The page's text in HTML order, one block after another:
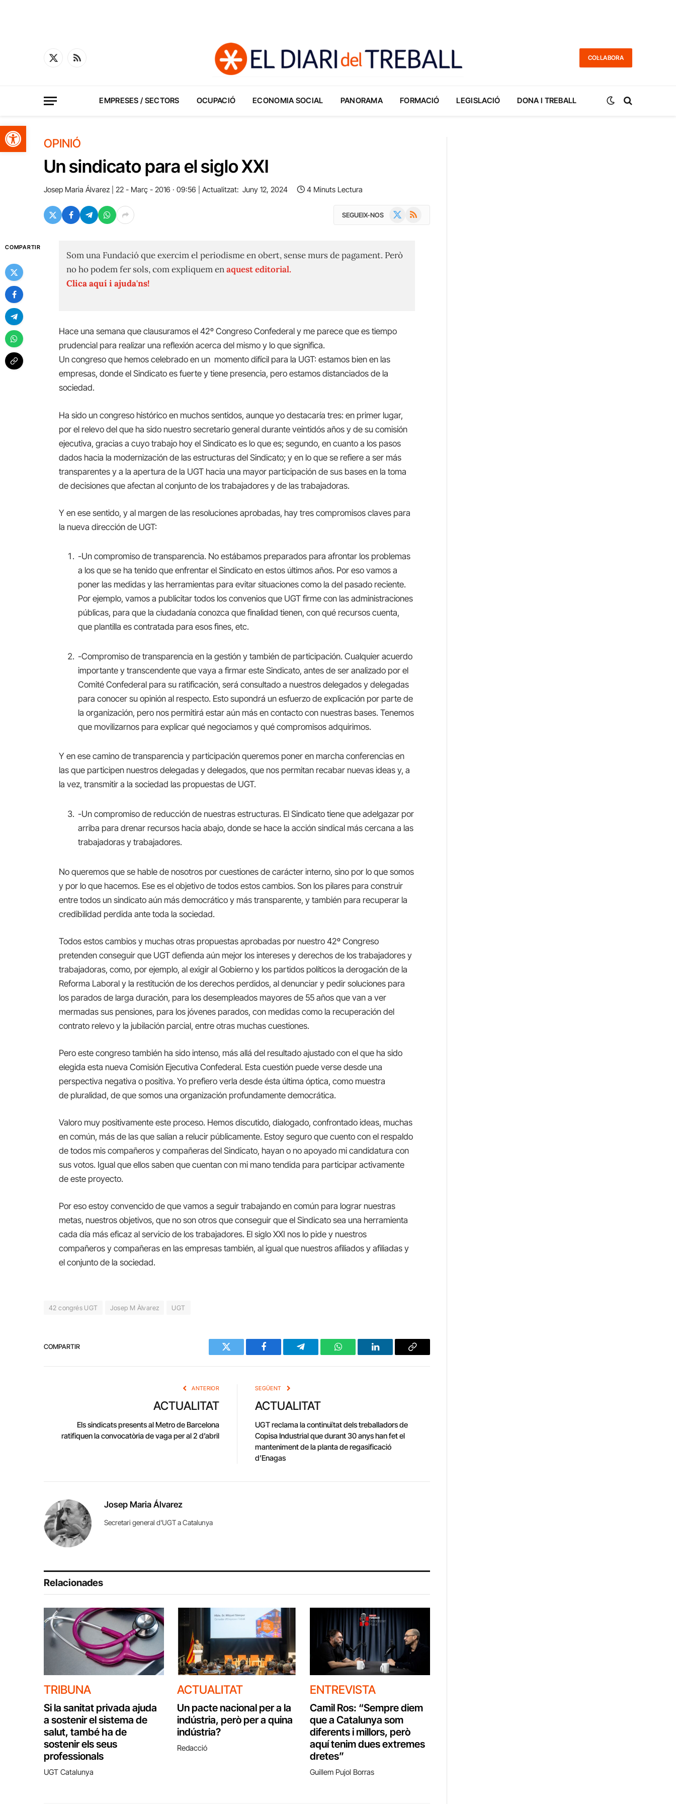
Obre la barra d'eines
X
RSS
COL·LABORA
EMPRESES / SECTORS OCUPACIÓ ECONOMIA SOCIAL PANORAMA FORMACIÓ LEGISLACIÓ DONA I TREBALL
OPINIÓ
Un sindicato para el siglo XXI
Josep Maria Álvarez 22 - Març - 2016 · 09:56 Actualitzat: Juny 12, 2024 4 Minuts Lectura
SEGUEIX-NOS RSS
COMPARTIR
Som una Fundació que exercim el periodisme en obert, sense murs de pagament. Però
no ho podem fer sols, com expliquem enaquest editorial.
Clica aquí i ajuda'ns!
Hace una semana que clausuramos el 42º Congreso Confederal y me parece que es tiempo
prudencial para realizar una reflexión acerca del mismo y lo que significa.
Un congreso que hemos celebrado en un momento difícil para la UGT: estamos bien en las
empresas, donde el Sindicato es fuerte y tiene presencia, pero estamos distanciados de la
sociedad.
Ha sido un congreso histórico en muchos sentidos, aunque yo destacaría tres: en primer lugar,
por el relevo del que ha sido nuestro secretario general durante veintidós años y de su comisión
ejecutiva, gracias a cuyo trabajo hoy el Sindicato es lo que es; segundo, en cuanto a los pasos
dados hacia la modernización de las estructuras del Sindicato; y en lo que se refiere a ser más
transparentes y a la apertura de la UGT hacia una mayor participación de sus bases en la toma
de decisiones que afectan al conjunto de los trabajadores y de las trabajadoras.
Y en ese sentido, y al margen de las resoluciones aprobadas, hay tres compromisos claves para
la nueva dirección de UGT:
-Un compromiso de transparencia. No estábamos preparados para afrontar los problemas
a los que se ha tenido que enfrentar el Sindicato en estos últimos años. Por eso vamos a
poner las medidas y las herramientas para evitar situaciones como la del pasado reciente.
Por ejemplo, vamos a publicitar todos los convenios que UGT firme con las administraciones
públicas, para que la ciudadanía conozca que finalidad tienen, con qué recursos cuenta,
que plantilla es contratada para esos fines, etc.
-Compromiso de transparencia en la gestión y también de participación. Cualquier acuerdo
importante y transcendente que vaya a firmar este Sindicato, antes de ser analizado por el
Comité Confederal para su ratificación, será consultado a nuestros delegados y delegadas
para conocer su opinión al respecto. Esto supondrá un esfuerzo de explicación por parte de
la organización, pero nos permitirá estar aún más en contacto con nuestras bases. Tenemos
que movilizarnos para explicar qué negociamos y qué compromisos adquirimos.
Y en ese camino de transparencia y participación queremos poner en marcha conferencias en
las que participen nuestros delegadas y delegados, que nos permitan recabar nuevas ideas y, a
la vez, transmitir a la sociedad las propuestas de UGT.
-Un compromiso de reducción de nuestras estructuras. El Sindicato tiene que adelgazar por
arriba para drenar recursos hacia abajo, donde se hace la acción sindical más cercana a las
trabajadoras y trabajadores.
No queremos que se hable de nosotros por cuestiones de carácter interno, sino por lo que somos
y por lo que hacemos. Ese es el objetivo de todos estos cambios. Son los pilares para construir
entre todos un sindicato aún más democrático y más transparente, y también para recuperar la
credibilidad perdida ante toda la sociedad.
Todos estos cambios y muchas otras propuestas aprobadas por nuestro 42º Congreso
pretenden conseguir que UGT defienda aún mejor los intereses y derechos de los trabajadores y
trabajadoras, como, por ejemplo, al exigir al Gobierno y los partidos políticos la derogación de la
Reforma Laboral y la restitución de los derechos perdidos, al denunciar y pedir soluciones para
los parados de larga duración, para los desempleados mayores de 55 años que van a ver
mermadas sus pensiones, para los jóvenes parados, con medidas como la recuperación del
contrato relevo y la jubilación parcial, entre otras muchas cuestiones.
Pero este congreso también ha sido intenso, más allá del resultado ajustado con el que ha sido
elegida esta nueva Comisión Ejecutiva Confederal. Esta cuestión puede verse desde una
perspectiva negativa o positiva. Yo prefiero verla desde ésta última óptica, como muestra
de pluralidad, de que somos una organización profundamente democrática.
Valoro muy positivamente este proceso. Hemos discutido, dialogado, confrontado ideas, muchas
en común, más de las que salían a relucir públicamente. Estoy seguro que cuento con el respaldo
de todos mis compañeros y compañeras del Sindicato, hayan o no apoyado mi candidatura con
sus votos. Igual que ellos saben que cuentan con mi mano tendida para participar activamente
de este proyecto.
Por eso estoy convencido de que vamos a seguir trabajando en común para lograr nuestras
metas, nuestros objetivos, que no son otros que conseguir que el Sindicato sea una herramienta
cada día más eficaz al servicio de los trabajadores. El siglo XXI nos lo pide y nuestros
compañeros y compañeras en las empresas también, al igual que nuestros afiliados y afiliadas y
el conjunto de la sociedad.
42 congrés UGT Josep M Àlvarez UGT
COMPARTIR
Twitter Facebook Telegram WhatsAppLinkedIn Copy
ANTERIOR
ACTUALITAT
Els sindicats presents al Metro de Barcelona
ratifiquen la convocatòria de vaga per al 2 d’abril
SEGÜENT
ACTUALITAT
UGT reclama la continuïtat dels treballadors de
Copisa Industrial que durant 30 anys han fet el
manteniment de la planta de regasificació
d’Enagas
Josep Maria Álvarez
Secretari general d'UGT a Catalunya
Relacionades
TRIBUNA
Si la sanitat privada ajuda
a sostenir el sistema de
salut, també ha de
sostenir els seus
professionals
UGT Catalunya
ACTUALITAT
Un pacte nacional per a la
indústria, però per a quina
indústria?
Redacció
ENTREVISTA
Camil Ros: “Sempre diem
que a Catalunya som
diferents i millors, però
aquí tenim dues extremes
dretes”
Guillem Pujol Borras